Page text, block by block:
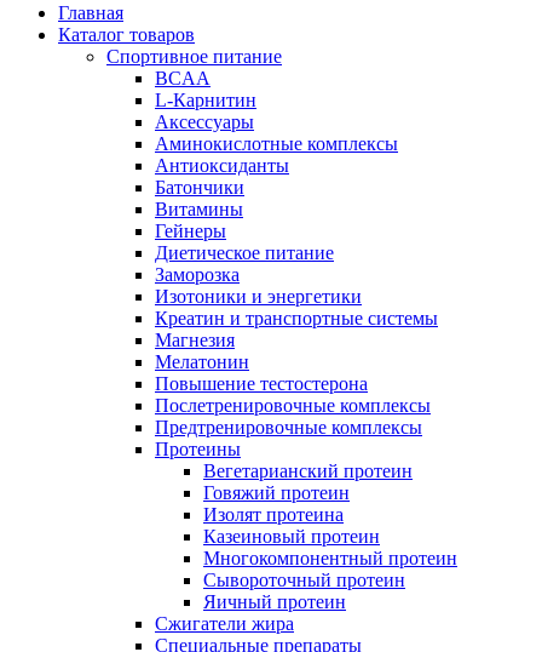
Главная
Каталог товаров
Спортивное питание
BCAA
L-Карнитин
Аксессуары
Аминокислотные комплексы
Антиоксиданты
Батончики
Витамины
Гейнеры
Диетическое питание
Заморозка
Изотоники и энергетики
Креатин и транспортные системы
Магнезия
Мелатонин
Повышение тестостерона
Послетренировочные комплексы
Предтренировочные комплексы
Протеины
Вегетарианский протеин
Говяжий протеин
Изолят протеина
Казеиновый протеин
Многокомпонентный протеин
Сывороточный протеин
Яичный протеин
Сжигатели жира
Специальные препараты